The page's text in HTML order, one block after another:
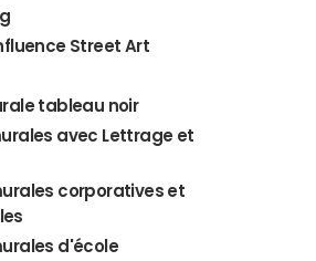
Street Art
tableau noir
avec Lettrage et
corporatives et
d'école